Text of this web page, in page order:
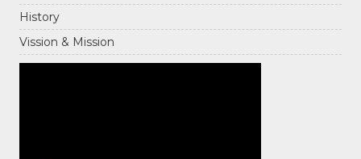
History
Vission & Mission